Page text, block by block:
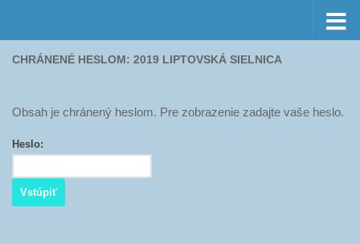
CHRÁNENÉ HESLOM: 2019 LIPTOVSKÁ SIELNICA
Obsah je chránený heslom. Pre zobrazenie zadajte vaše heslo.
Heslo: